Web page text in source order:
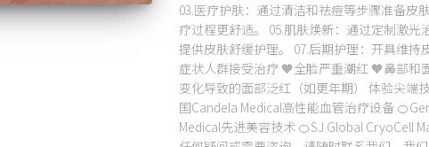
03.医疗护肤：通过清洁和祛痘等步骤准备皮
疗过程更舒适。 05.肌肤焕新：通过定制激
提供皮肤舒缓护理。 07.后期护理：开具维
症状人群接受治疗 🧡全脸严重潮红 🧡鼻部和
变化导致的面部泛红（如更年期） 体验尖端
国Candela Medical高性能血管治疗设备
Medical先进美容技术 🍊SJ Global CryoCell